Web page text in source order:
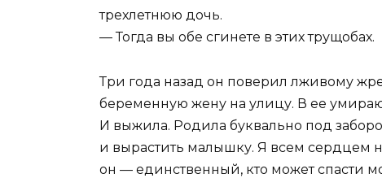
трехлетнюю дочь.
— Тогда вы обе сгинете в этих трущобах.
Три года назад он поверил лживому
беременную жену на улицу. В ее
И выжила. Родила буквально под
и вырастить малышку. Я всем сердцем
он — единственный, кто может спасти